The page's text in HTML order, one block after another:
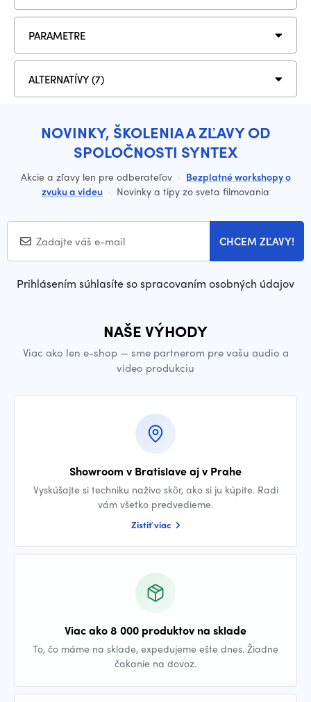
PARAMETRE
ALTERNATÍVY (7)
NOVINKY, ŠKOLENIA A ZĽAVY OD
SPOLOČNOSTI SYNTEX
Akcie a zľavy len pre odberateľov · Bezplatné workshopy o
zvuku a videu · Novinky a tipy zo sveta filmovania
CHCEM ZĽAVY!
Prihlásením súhlasíte so spracovaním osobných údajov
NAŠE VÝHODY
Viac ako len e-shop — sme partnerom pre vašu audio a
video produkciu
Showroom v Bratislave aj v Prahe
Vyskúšajte si techniku naživo skôr, ako si ju kúpite. Radi
vám všetko predvedieme.
Zistiť viac
Viac ako 8 000 produktov na sklade
To, čo máme na sklade, expedujeme ešte dnes. Žiadne
čakanie na dovoz.